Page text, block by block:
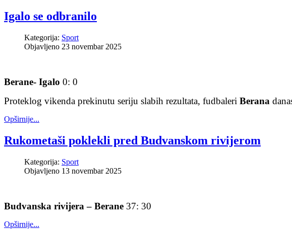
Igalo se odbranilo
Kategorija: Sport
Objavljeno 23 novembar 2025
Berane- Igalo 0: 0
Proteklog vikenda prekinutu seriju slabih rezultata, fudbaleri Berana
Opširnije...
Rukometaši poklekli pred Budvanskom rivijerom
Kategorija: Sport
Objavljeno 13 novembar 2025
Budvanska rivijera – Berane 37: 30
Opširnije...